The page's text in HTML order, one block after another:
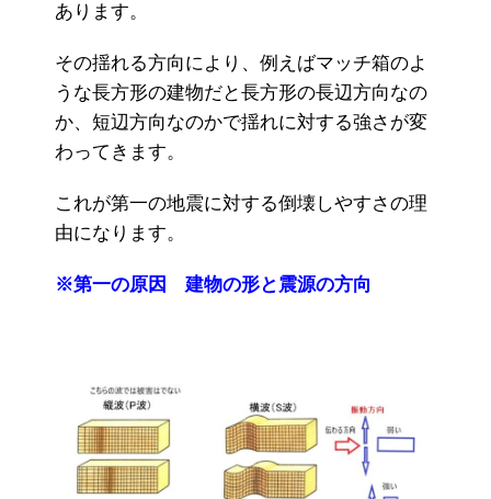
あります。
その揺れる方向により、例えばマッチ箱のよ
うな長方形の建物だと長方形の長辺方向なの
か、短辺方向なのかで揺れに対する強さが変
わってきます。
これが第一の地震に対する倒壊しやすさの理
由になります。
※第一の原因 建物の形と震源の方向